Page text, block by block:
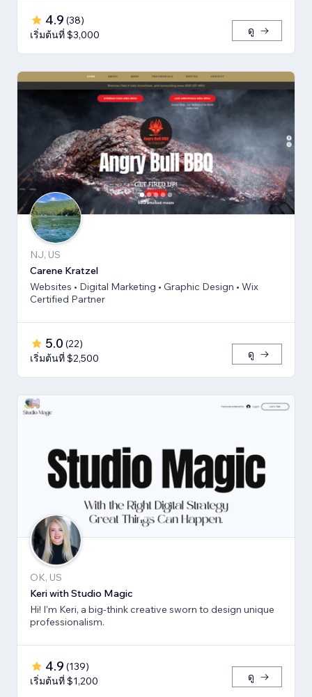
4.9 (38)
เริ่มต้นที่ $3,000
ดู
NJ, US
Carene Kratzel
Websites • Digital Marketing • Graphic Design • Wix
Certified Partner
5.0 (22)
เริ่มต้นที่ $2,500
ดู
OK, US
Keri with Studio Magic
Hi! I'm Keri, a big-think creative sworn to design unique
professionalism.
4.9 (139)
เริ่มต้นที่ $1,200
ดู